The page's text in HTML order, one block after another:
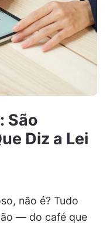
São
Diz a Lei
não é? Tudo
— do café que